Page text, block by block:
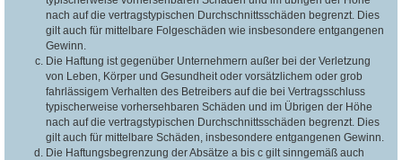
nach auf die vertragstypischen Durchschnittsschäden begrenzt. Dies
gilt auch für mittelbare Folgeschäden wie insbesondere entgangenen
Gewinn.
Die Haftung ist gegenüber Unternehmern außer bei der Verletzung
von Leben, Körper und Gesundheit oder vorsätzlichem oder grob
fahrlässigem Verhalten des Betreibers auf die bei Vertragsschluss
typischerweise vorhersehbaren Schäden und im Übrigen der Höhe
nach auf die vertragstypischen Durchschnittsschäden begrenzt. Dies
gilt auch für mittelbare Schäden, insbesondere entgangenen Gewinn.
Die Haftungsbegrenzung der Absätze a bis c gilt sinngemäß auch